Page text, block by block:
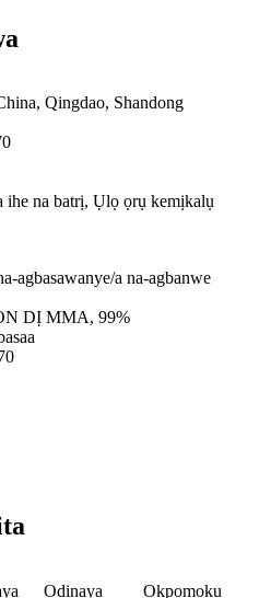
Qingdao, Shandong
ihe na batrị, Ụlọ ọrụ kemịkalụ
agbasawanye/a na-agbanwe
DỊ MMA, 99%
Ọdịnaya Okpomọkụ